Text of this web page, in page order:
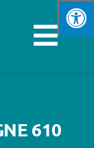
610